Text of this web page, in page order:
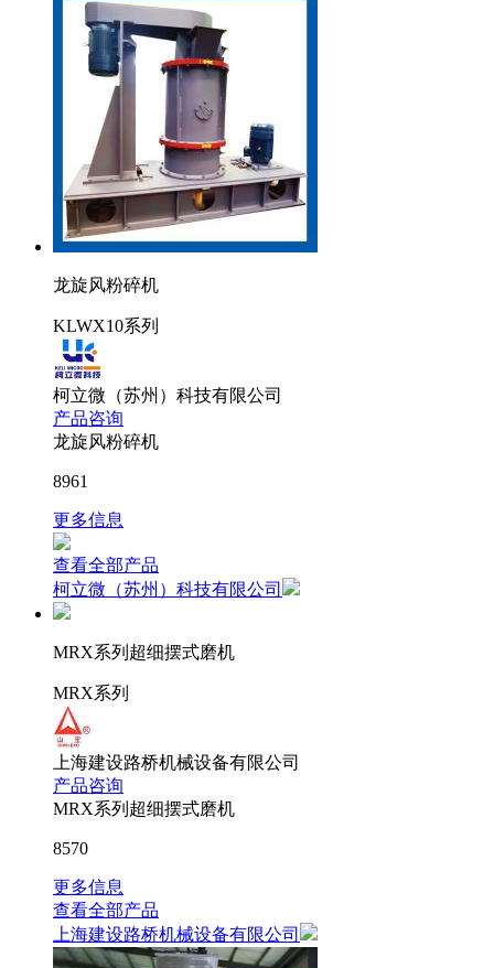
龙旋风粉碎机
KLWX10系列
柯立微（苏州）科技有限公司
产品咨询
龙旋风粉碎机
8961
更多信息
查看全部产品
柯立微（苏州）科技有限公司
MRX系列超细摆式磨机
MRX系列
上海建设路桥机械设备有限公司
产品咨询
MRX系列超细摆式磨机
8570
更多信息
查看全部产品
上海建设路桥机械设备有限公司